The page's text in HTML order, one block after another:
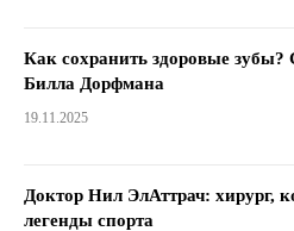
Как сохранить здоровые зубы?
Билла Дорфмана
19.11.2025
Доктор Нил ЭлАттрач: хирург,
легенды спорта